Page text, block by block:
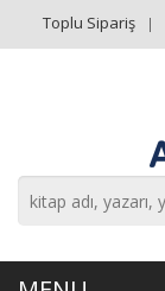
Toplu Sipariş